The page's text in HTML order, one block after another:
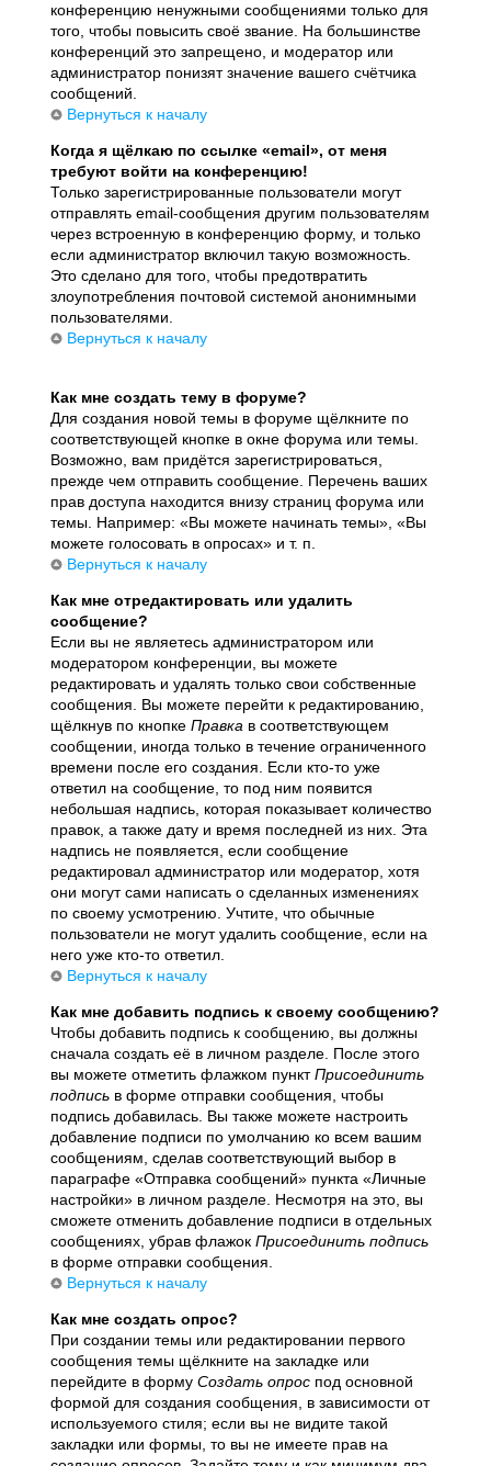
конференцию ненужными сообщениями только для
того, чтобы повысить своё звание. На большинстве
конференций это запрещено, и модератор или
администратор понизят значение вашего счётчика
сообщений.
Вернуться к началу
Когда я щёлкаю по ссылке «email», от меня
требуют войти на конференцию!
Только зарегистрированные пользователи могут
отправлять email-сообщения другим пользователям
через встроенную в конференцию форму, и только
если администратор включил такую возможность.
Это сделано для того, чтобы предотвратить
злоупотребления почтовой системой анонимными
пользователями.
Вернуться к началу
Как мне создать тему в форуме?
Для создания новой темы в форуме щёлкните по
соответствующей кнопке в окне форума или темы.
Возможно, вам придётся зарегистрироваться,
прежде чем отправить сообщение. Перечень ваших
прав доступа находится внизу страниц форума или
темы. Например: «Вы можете начинать темы», «Вы
можете голосовать в опросах» и т. п.
Вернуться к началу
Как мне отредактировать или удалить
сообщение?
Если вы не являетесь администратором или
модератором конференции, вы можете
редактировать и удалять только свои собственные
сообщения. Вы можете перейти к редактированию,
щёлкнув по кнопкеПравка в соответствующем
сообщении, иногда только в течение ограниченного
времени после его создания. Если кто-то уже
ответил на сообщение, то под ним появится
небольшая надпись, которая показывает количество
правок, а также дату и время последней из них. Эта
надпись не появляется, если сообщение
редактировал администратор или модератор, хотя
они могут сами написать о сделанных изменениях
по своему усмотрению. Учтите, что обычные
пользователи не могут удалить сообщение, если на
него уже кто-то ответил.
Вернуться к началу
Как мне добавить подпись к своему сообщению?
Чтобы добавить подпись к сообщению, вы должны
сначала создать её в личном разделе. После этого
вы можете отметить флажком пунктПрисоединить
подпись в форме отправки сообщения, чтобы
подпись добавилась. Вы также можете настроить
добавление подписи по умолчанию ко всем вашим
сообщениям, сделав соответствующий выбор в
параграфе «Отправка сообщений» пункта «Личные
настройки» в личном разделе. Несмотря на это, вы
сможете отменить добавление подписи в отдельных
сообщениях, убрав флажокПрисоединить подпись
в форме отправки сообщения.
Вернуться к началу
Как мне создать опрос?
При создании темы или редактировании первого
сообщения темы щёлкните на закладке или
перейдите в формуСоздать опрос под основной
формой для создания сообщения, в зависимости от
используемого стиля; если вы не видите такой
закладки или формы, то вы не имеете прав на